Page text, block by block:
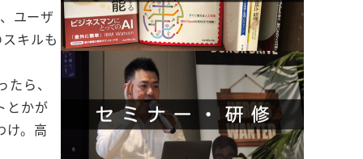
ユーザ
キルも
ら、
とかが
け。高